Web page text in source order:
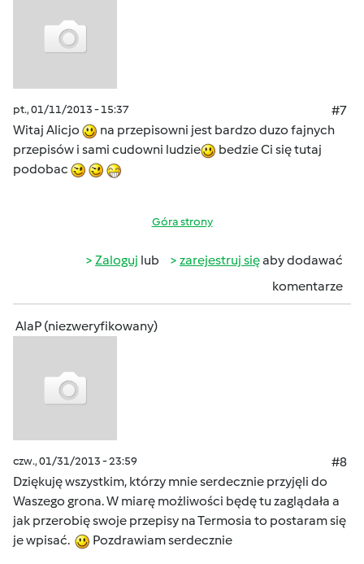
pt., 01/11/2013 - 15:37
#7
Witaj Alicjo
na przepisowni jest bardzo duzo fajnych
przepisów i sami cudowni ludzie
bedzie Ci się tutaj
podobac
Góra strony
Zaloguj lub zarejestruj sięaby dodawać
komentarze
AlaP (niezweryfikowany)
czw., 01/31/2013 - 23:59
#8
Dziękuję wszystkim, którzy mnie serdecznie przyjęli do
Waszego grona. W miarę możliwości będę tu zaglądała a
jak przerobię swoje przepisy na Termosia to postaram się
je wpisać.
Pozdrawiam serdecznie